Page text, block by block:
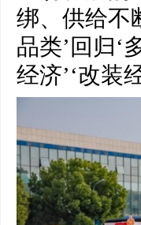
绑、供给不
品类’回归‘
经济’‘改装